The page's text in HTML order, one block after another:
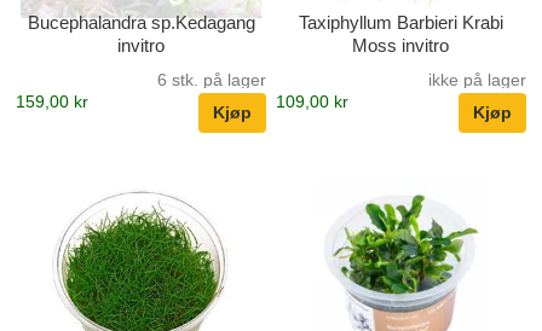
Bucephalandra sp.Kedagang
invitro
6 stk. på lager
159,00 kr
Taxiphyllum Barbieri Krabi
Moss invitro
ikke på lager
109,00 kr